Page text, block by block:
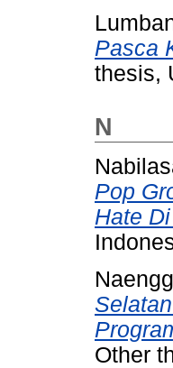
Pasca
thesis,
N
Pop
Hate
Other